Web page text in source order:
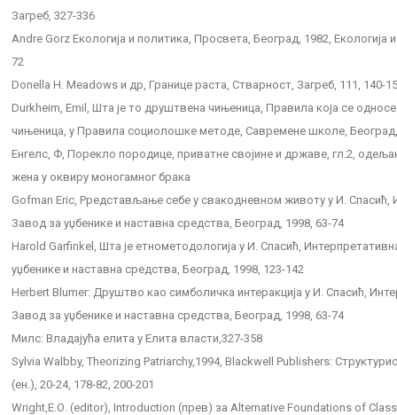
Загреб, 327-336
Andre Gorz Екологија и политика, Просвета, Београд, 1982, Екологија
72
Donella H. Meadows и др, Границе раста, Стварност, Загреб, 111, 140-
Durkheim, Emil, Шта је то друштвена чињеница, Правила која се
чињеница, у Правила социолошке методе, Савремене школе, Београд,
Eнгелс, Ф, Порекло породице, приватне својине и државе, гл.2,
жена у оквиру моногамног брака
Gofman Eric, Pредстављање себе у свакодневном животу у И. Спасић,
Завод за уџбенике и наставна средства, Београд, 1998, 63-74
Harold Garfinkel, Шта је етнометодологија у И. Спасић,
уџбенике и наставна средства, Београд, 1998, 123-142
Herbert Blumer: Друштво као симболичка интеракција у И. Спасић,
Завод за уџбенике и наставна средства, Београд, 1998, 63-74
Mилс: Владајућа елита у Елита власти,327-358
Sylvia Walbby, Theorizing Patriarchy,1994, Blackwell Publishers:
(ен.), 20-24, 178-82, 200-201
Wright,Е.О. (editor), Introduction (прев) за Alternative Foundations of